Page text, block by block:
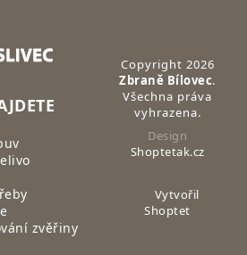
zvěřiny
Copyright 2026
Zbraně Bílovec.
Všechna práva
vyhrazena.
Design
Shoptetak.cz
Vytvořil
Shoptet